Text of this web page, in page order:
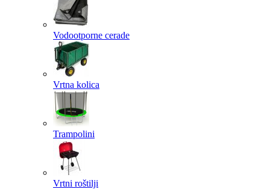
Vodootporne cerade
Vrtna kolica
Trampolini
Vrtni roštilji